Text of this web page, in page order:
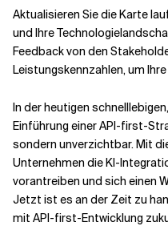
Aktualisieren Sie die Karte
und Ihre
Feedback von den
Leistungskennzahlen, um
In der heutigen
Einführung einer API-first-
sondern unverzichtbar. Mit
Unternehmen die KI-
vorantreiben und sich einen
Jetzt ist es an der Zeit zu
mit API-first-Entwicklung